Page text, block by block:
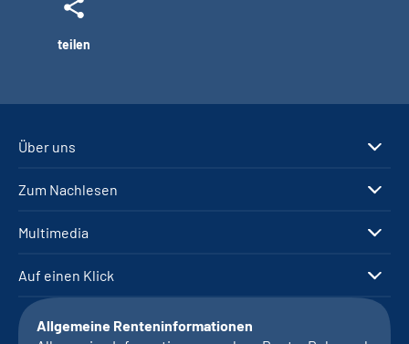
teilen
Über uns
Zum Nachlesen
Multimedia
Auf einen Klick
Allgemeine Renteninformationen